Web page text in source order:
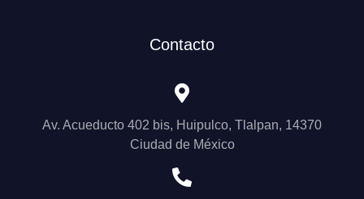
Contacto
Av. Acueducto 402 bis, Huipulco, Tlalpan, 14370
Ciudad de México